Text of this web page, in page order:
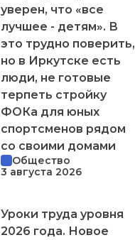
уверен, что «все
лучшее - детям». В
это трудно поверить,
но в Иркутске есть
люди, не готовые
терпеть стройку
ФОКа для юных
спортсменов рядом
со своими домами
Общество
3 августа 2026
Уроки труда уровня
2026 года. Новое